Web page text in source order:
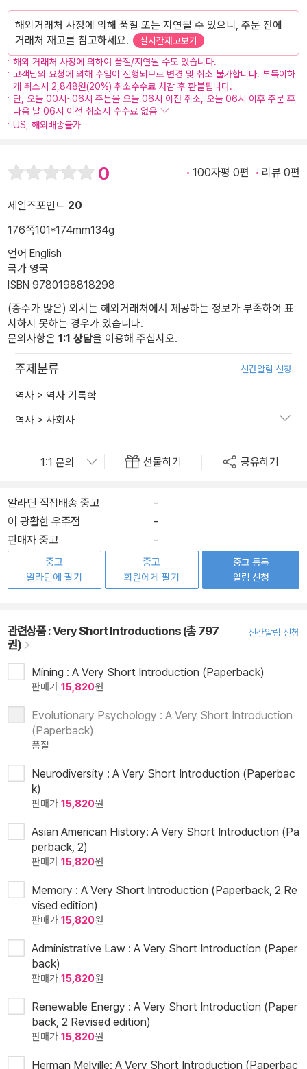
해외거래처 사정에 의해 품절 또는 지연될 수 있으니, 주문 전에
거래처 재고를 참고하세요.
실시간재고보기
해외 거래처 사정에 의하여 품절/지연될 수도 있습니다.
고객님의 요청에 의해 수입이 진행되므로 변경 및 취소 불가합니다. 부득이하
게 취소시 2,848원(20%) 취소수수료 차감 후 환불됩니다.
단, 오늘 00시~06시 주문을 오늘 06시 이전 취소, 오늘 06시 이후 주문 후
다음 날 06시 이전 취소시 수수료 없음
US, 해외배송불가
0 100자평 0편 리뷰 0편
세일즈포인트 20
176쪽101*174mm134g
언어 English
국가 영국
ISBN 9780198818298
(종수가 많은) 외서는 해외거래처에서 제공하는 정보가 부족하여 표
시하지 못하는 경우가 있습니다.
문의사항은 1:1 상담을 이용해 주십시오.
주제분류 신간알림 신청
역사 > 역사 기록학
역사 > 사회사
선물하기 공유하기
알라딘 직접배송 중고
-
이 광활한 우주점
-
판매자 중고
-
중고
알라딘에 팔기
중고
회원에게 팔기
중고 등록
알림 신청
관련상품 :Very Short Introductions (총 797
권)
신간알림 신청
Mining : A Very Short Introduction (Paperback)
판매가 15,820원
Evolutionary Psychology : A Very Short Introduction
(Paperback)
품절
Neurodiversity : A Very Short Introduction (Paperbac
k)
판매가 15,820원
Asian American History: A Very Short Introduction (Pa
perback, 2)
판매가 15,820원
Memory : A Very Short Introduction (Paperback, 2 Re
vised edition)
판매가 15,820원
Administrative Law : A Very Short Introduction (Paper
back)
판매가 15,820원
Renewable Energy : A Very Short Introduction (Paper
back, 2 Revised edition)
판매가 15,820원
Herman Melville: A Very Short Introduction (Paperbac